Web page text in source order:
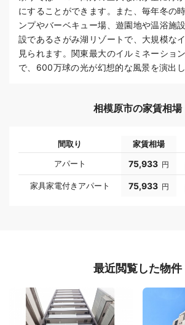
にすることができます。また、毎年冬の
ンプやバーベキュー場、遊園地や温浴施
設であるさがみ湖リゾートで、大規模な
見られます。関東最大のイルミネーショ
で、600万球の光が幻想的な風景を演出し
相模原市の家賃相場
間取り 家賃相場
アパート
75,933 円
家具家電付きアパート 75,933 円
最近閲覧した物件